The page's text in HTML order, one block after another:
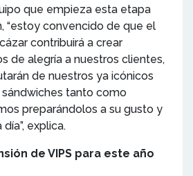
que empieza esta etapa
“estoy convencido de que el
contribuirá a crear
de alegría a nuestros clientes,
de nuestros ya icónicos
tanto como
preparándolos a su gusto y
explica.
de VIPS para este año